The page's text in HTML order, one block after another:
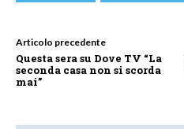
Articolo precedente
Questa sera su Dove TV “La
seconda casa non si scorda
mai”